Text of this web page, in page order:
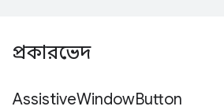
প্রকারভেদ
AssistiveWindowButton